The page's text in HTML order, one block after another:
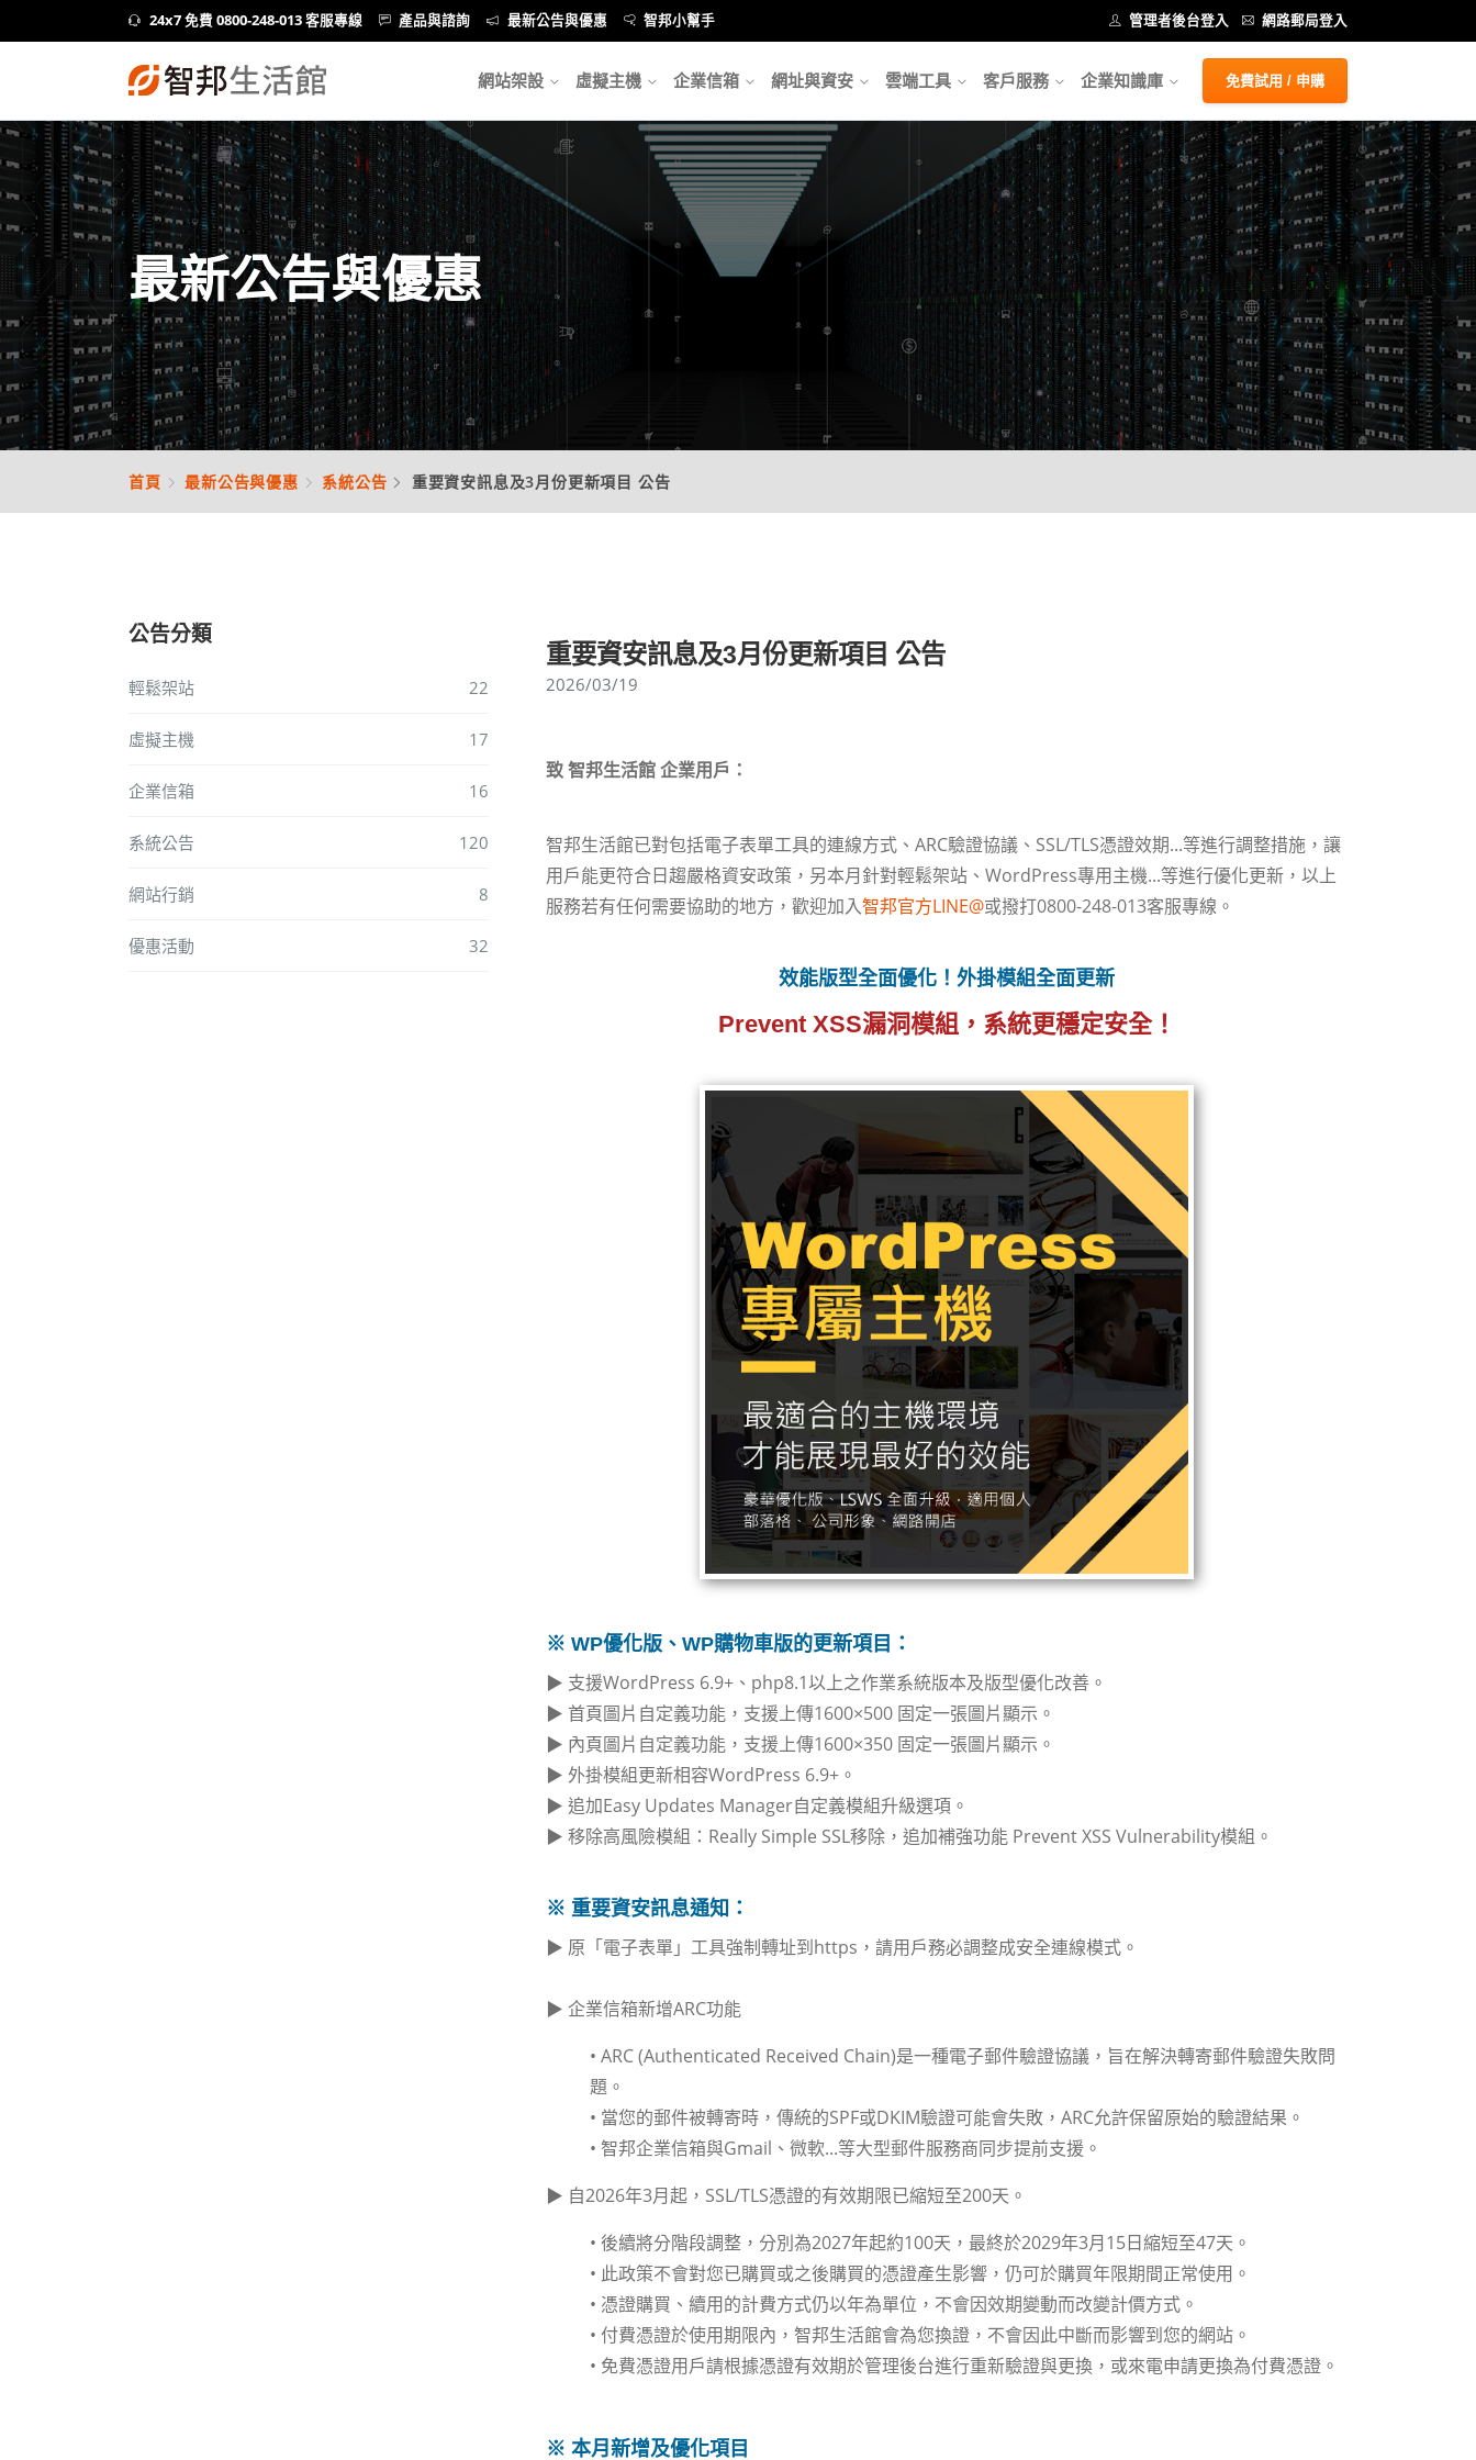
24x7 免費 0800-248-013 客服專線 產品與諮詢 最新公告與優惠 智邦小幫手 管理者後台登入 網路郵局登入
網站架設 虛擬主機 企業信箱 網址與資安 雲端工具 客戶服務 企業知識庫 免費試用 / 申購
最新公告與優惠
首頁 最新公告與優惠 系統公告 重要資安訊息及3月份更新項目 公告
公告分類
輕鬆架站 22
虛擬主機 17
企業信箱 16
系統公告 120
網站行銷 8
優惠活動 32
重要資安訊息及3月份更新項目 公告
2026/03/19
致 智邦生活館 企業用戶：
智邦生活館已對包括電子表單工具的連線方式、ARC驗證協議、SSL/TLS憑證效期...等進行調整措施，讓
用戶能更符合日趨嚴格資安政策，另本月針對輕鬆架站、WordPress專用主機...等進行優化更新，以上
服務若有任何需要協助的地方，歡迎加入智邦官方LINE@或撥打0800-248-013客服專線。
效能版型全面優化！外掛模組全面更新
Prevent XSS漏洞模組，系統更穩定安全！
※ WP優化版、WP購物車版的更新項目：
▶ 支援WordPress 6.9+、php8.1以上之作業系統版本及版型優化改善。
▶ 首頁圖片自定義功能，支援上傳1600×500 固定一張圖片顯示。
▶ 內頁圖片自定義功能，支援上傳1600×350 固定一張圖片顯示。
▶ 外掛模組更新相容WordPress 6.9+。
▶ 追加Easy Updates Manager自定義模組升級選項。
▶ 移除高風險模組：Really Simple SSL移除，追加補強功能 Prevent XSS Vulnerability模組。
※ 重要資安訊息通知：
▶ 原「電子表單」工具強制轉址到https，請用戶務必調整成安全連線模式。
▶ 企業信箱新增ARC功能
• ARC (Authenticated Received Chain)是一種電子郵件驗證協議，旨在解決轉寄郵件驗證失敗問
題。
• 當您的郵件被轉寄時，傳統的SPF或DKIM驗證可能會失敗，ARC允許保留原始的驗證結果。
• 智邦企業信箱與Gmail、微軟...等大型郵件服務商同步提前支援。
▶ 自2026年3月起，SSL/TLS憑證的有效期限已縮短至200天。
• 後續將分階段調整，分別為2027年起約100天，最終於2029年3月15日縮短至47天。
• 此政策不會對您已購買或之後購買的憑證產生影響，仍可於購買年限期間正常使用。
• 憑證購買、續用的計費方式仍以年為單位，不會因效期變動而改變計價方式。
• 付費憑證於使用期限內，智邦生活館會為您換證，不會因此中斷而影響到您的網站。
• 免費憑證用戶請根據憑證有效期於管理後台進行重新驗證與更換，或來電申請更換為付費憑證。
※ 本月新增及優化項目